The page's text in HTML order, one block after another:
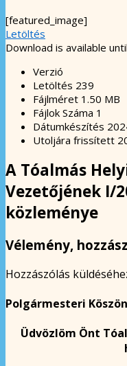
[featured_image]
Letöltés
Download is available
Verzió
Letöltés 239
Fájlméret 1.50 MB
Fájlok Száma 1
Dátumkészítés
Utoljára frissített
A Tóalmás
Vezetőjének I/
közleménye
Vélemény,
Hozzászólás
Polgármesteri
Üdvözlöm Önt